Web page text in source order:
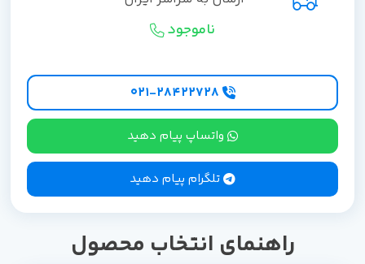
ناموجود
واتساپ پیام دهید
تلگرام پیام دهید
راهنمای انتخاب محصول